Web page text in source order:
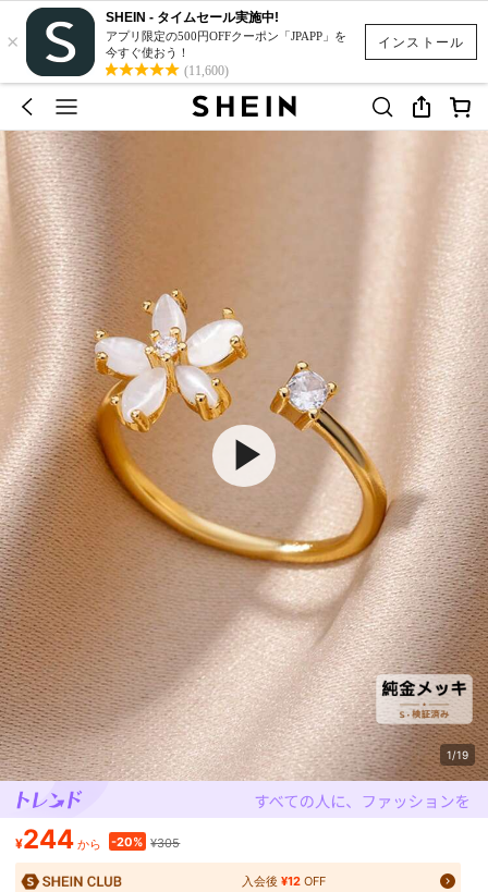
インストール
×
SHEIN - タイムセール実施中!
アプリ限定の500円OFFクーポン「JPAPP」を
今すぐ使おう！
(11,600)
1/19
¥244 から -20% ¥305
入会後¥12 OFF